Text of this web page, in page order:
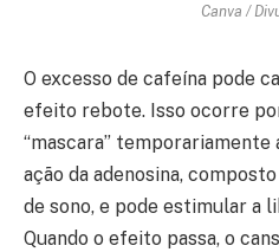
Canva /
O excesso de cafeína pode
efeito rebote. Isso ocorre
“mascara” temporariamente
ação da adenosina,
de sono, e pode estimular a
Quando o efeito passa, o